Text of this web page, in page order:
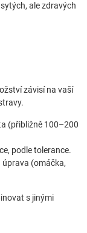
ale zdravých
závisí na vaší
(přibližně 100–200
podle tolerance.
úprava (omáčka,
s jinými